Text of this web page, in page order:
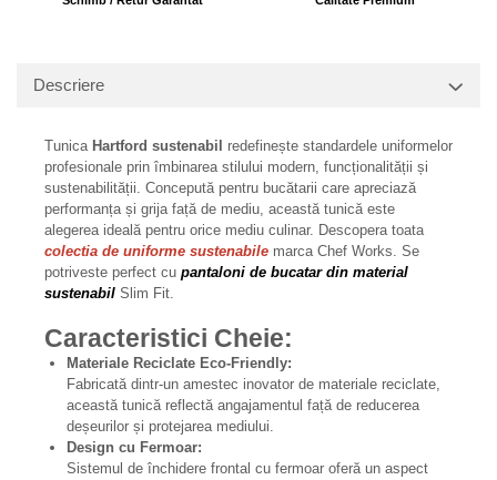
Descriere
Tunica Hartford sustenabil redefinește standardele uniformelor
profesionale prin îmbinarea stilului modern, funcționalității și
sustenabilității. Concepută pentru bucătarii care apreciază
performanța și grija față de mediu, această tunică este
alegerea ideală pentru orice mediu culinar. Descopera toata
colectia de uniforme sustenabile marca Chef Works. Se
potriveste perfect cu pantaloni de bucatar din material
sustenabil Slim Fit.
Caracteristici Cheie:
Materiale Reciclate Eco-Friendly:
Fabricată dintr-un amestec inovator de materiale reciclate,
această tunică reflectă angajamentul față de reducerea
deșeurilor și protejarea mediului.
Design cu Fermoar:
Sistemul de închidere frontal cu fermoar oferă un aspect